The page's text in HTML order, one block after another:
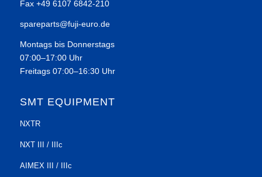
Fax +49 6107 6842-210
spareparts@fuji-euro.de
Montags bis Donnerstags
07:00–17:00 Uhr
Freitags 07:00–16:30 Uhr
SMT EQUIPMENT
NXTR
NXT III / IIIc
AIMEX III / IIIc